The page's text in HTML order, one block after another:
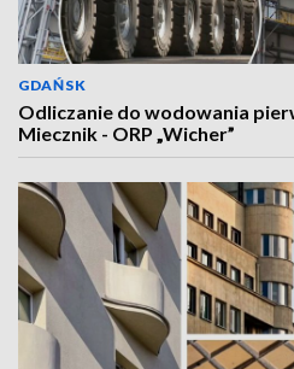
GDAŃSK
Odliczanie do wodowania
Miecznik - ORP „Wicher”